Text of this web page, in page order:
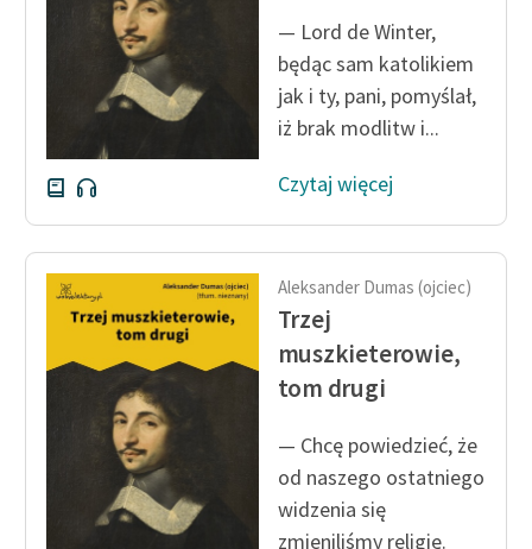
Deklaracja dostępności
— Lord de Winter,
będąc sam katolikiem
jak i ty, pani, pomyślał,
iż brak modlitw i...
Czytaj więcej
Aleksander Dumas (ojciec)
Trzej
muszkieterowie,
tom drugi
— Chcę powiedzieć, że
od naszego ostatniego
widzenia się
zmieniliśmy religię.